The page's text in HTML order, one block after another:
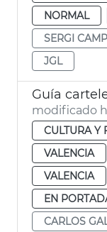
NORMAL
SERGI
JGL
Guía
modificado
CULTURA Y
VALENCIA
VALENCIA
EN
CARLOS